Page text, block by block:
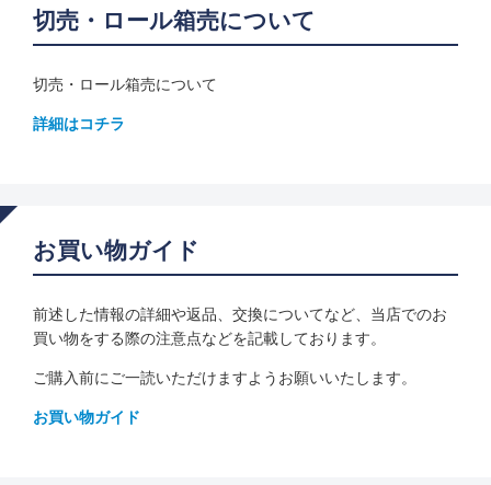
切売・ロール箱売について
切売・ロール箱売について
詳細はコチラ
お買い物ガイド
前述した情報の詳細や返品、交換についてなど、当店でのお
買い物をする際の注意点などを記載しております。
ご購入前にご一読いただけますようお願いいたします。
お買い物ガイド